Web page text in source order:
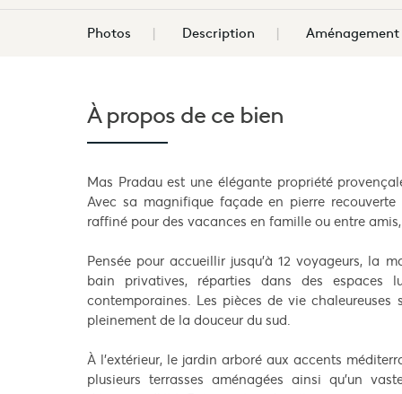
Photos Description Aménagement
À propos de ce bien
Mas Pradau est une élégante propriété
Avec sa magnifique façade en pierre
raffiné pour des vacances en famille ou entre
Pensée pour accueillir jusqu’à 12 voyageurs, la
bain privatives, réparties dans des espaces
contemporaines. Les pièces de vie
pleinement de la douceur du sud.
À l’extérieur, le jardin arboré aux accents
plusieurs terrasses aménagées ainsi qu’un